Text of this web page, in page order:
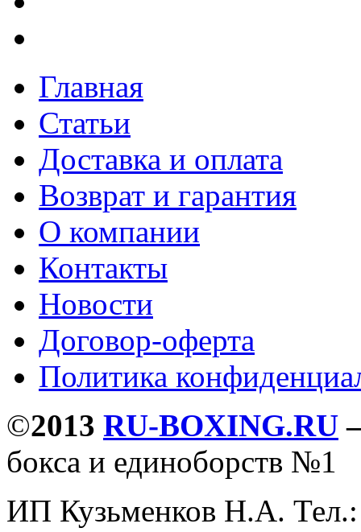
Главная
Статьи
Доставка и оплата
Возврат и гарантия
О компании
Контакты
Новости
Договор-оферта
Политика
©2013 RU-BOXING.RU
бокса и единоборств №1
ИП Кузьменков Н.А.